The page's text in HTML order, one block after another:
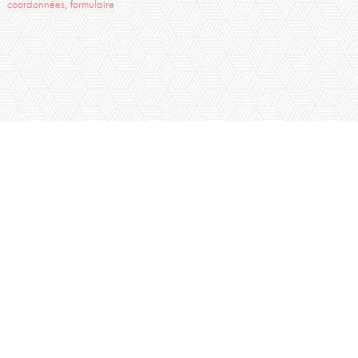
coordonnées, formulaire